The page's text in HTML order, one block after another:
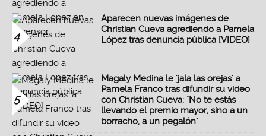
4
Aparecen nuevas imágenes de
Christian Cueva agrediendo a Pamela
López tras denuncia pública [VIDEO]
5
Magaly Medina le 'jala las orejas' a
Pamela Franco tras difundir su video
con Christian Cueva: "No te estás
llevando el premio mayor, sino a un
borracho, a un pegalón"